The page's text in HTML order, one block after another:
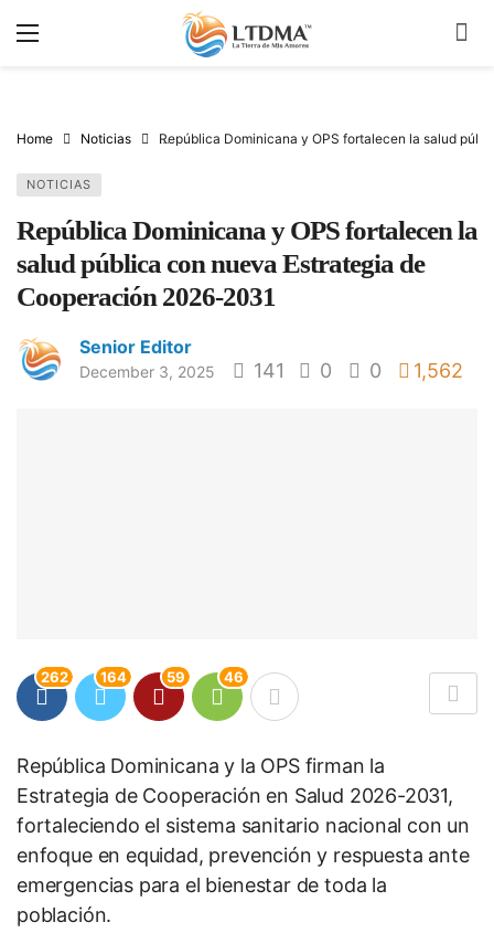
Home Noticias República Dominicana y OPS fortalecen la salud
NOTICIAS
República Dominicana y OPS fortalecen la
salud pública con nueva Estrategia de
Cooperación 2026-2031
Senior Editor
December 3, 2025 141 0 0 1,562
262 164 59 46
República Dominicana y la OPS firman la
Estrategia de Cooperación en Salud 2026-2031,
fortaleciendo el sistema sanitario nacional con un
enfoque en equidad, prevención y respuesta ante
emergencias para el bienestar de toda la
población.